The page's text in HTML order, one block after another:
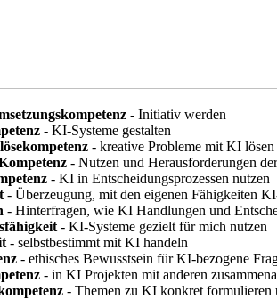
- Initiativ werden
- KI-Systeme gestalten
- kreative Probleme mit KI lösen
- Nutzen und Herausforderungen
- KI in Entscheidungsprozessen nutzen
- Überzeugung, mit den eigenen Fähigkeiten
- Hinterfragen, wie KI Handlungen und
- KI-Systeme gezielt für mich nutzen
- selbstbestimmt mit KI handeln
- ethisches Bewusstsein für KI-bezogene
- in KI Projekten mit anderen
- Themen zu KI konkret formulieren